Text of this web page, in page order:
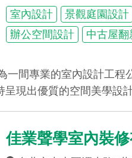
室內設計
景觀庭園設計
辦公空間設計
中古屋翻
一間專業的室內設計工程
現出優質的空間美學設
佳業聲學室內裝修